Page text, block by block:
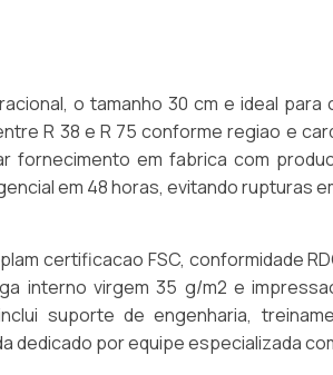
o tamanho 30 cm e ideal para
R 38 e R 75 conforme regiao e
fornecimento em fabrica com
em 48 horas, evitando rupturas
certificacao FSC, conformidade
interno virgem 35 g/m2 e
suporte de engenharia,
dedicado por equipe especializada